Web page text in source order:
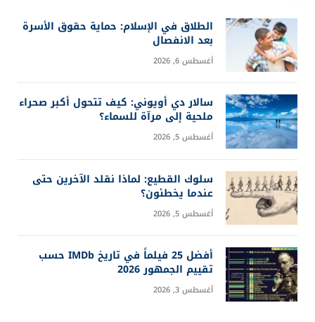
الطلاق في الإسلام: حماية حقوق الأسرة
بعد الانفصال
أغسطس 6, 2026
سالار دي أويوني: كيف تتحول أكبر صحراء
ملحية إلى مرآة للسماء؟
أغسطس 5, 2026
سلوك القطيع: لماذا نقلد الآخرين حتى
عندما يخطئون؟
أغسطس 5, 2026
أفضل 25 فيلماً في تاريخ IMDb حسب
تقييم الجمهور 2026
أغسطس 3, 2026